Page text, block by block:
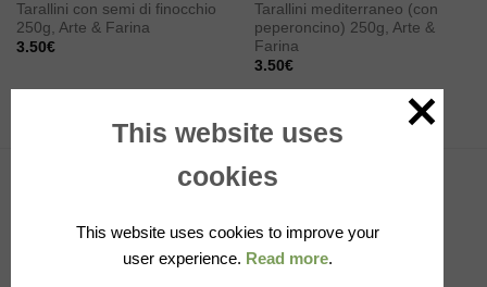
Tarallini con semi di finocchio
250g, Arte & Farina
3.50€
Tarallini mediterraneo (con
peperoncino) 250g, Arte &
Farina
3.50€
Cocktail in bottiglia 4x20cl, Sanpellegrino
This website uses
cookies
This website uses cookies to improve your
user experience. Read more.